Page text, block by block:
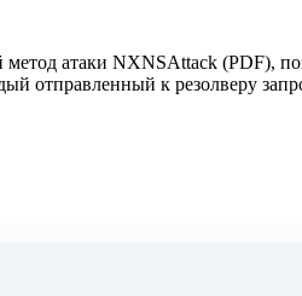
атаки NXNSAttack (PDF),
отправленный к резолверу